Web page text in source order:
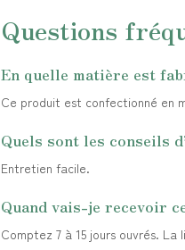
Questions
En quelle matière est
Ce produit est confectionné en
Quels sont les conseils
Entretien facile.
Quand vais-je recevoir
Comptez 7 à 15 jours ouvrés.